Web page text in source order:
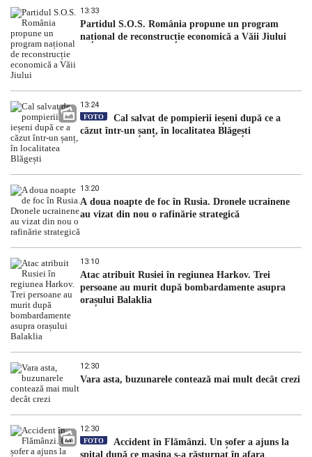
13:33
Partidul S.O.S. România propune un program
național de reconstrucție economică a Văii Jiului
13:24
FOTO
Cal salvat de pompierii ieșeni după ce a
căzut într-un șanț, în localitatea Blăgești
13:20
A doua noapte de foc în Rusia. Dronele ucrainene
au vizat din nou o rafinărie strategică
13:10
Atac atribuit Rusiei în regiunea Harkov. Trei
persoane au murit după bombardamente asupra
orașului Balaklia
12:30
Vara asta, buzunarele contează mai mult decât crezi
12:30
FOTO
Accident în Flămânzi. Un șofer a ajuns la
spital după ce mașina s-a răsturnat în afara